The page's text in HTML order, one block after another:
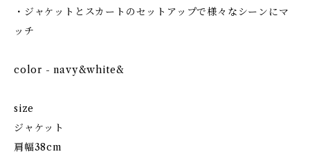
・ジャケットとスカートのセットアップで様々なシーンにマ
ッチ
color - navy&white&
size
ジャケット
肩幅38cm